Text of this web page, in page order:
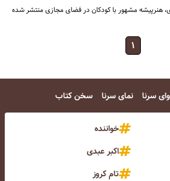
هنرپیشه مشهور با کودکان در فضای مجازی منتشر شده
۱
سرنا نمای سرنا سخن کتاب
خواننده
اکبر عبدی
تام کروز